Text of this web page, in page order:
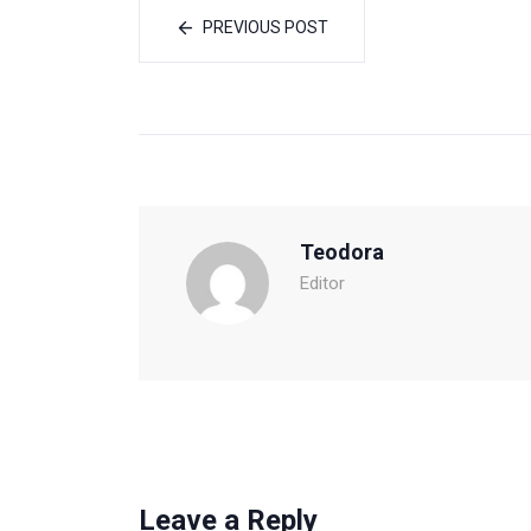
PREVIOUS POST
Teodora
Editor
Leave a Reply